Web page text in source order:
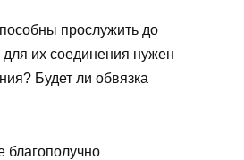
прослужить до
их соединения нужен
Будет ли обвязка
благополучно